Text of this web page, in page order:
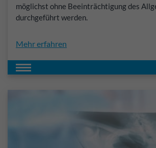
möglichst ohne Beeinträchtigung des
durchgeführt werden.
Mehr erfahren